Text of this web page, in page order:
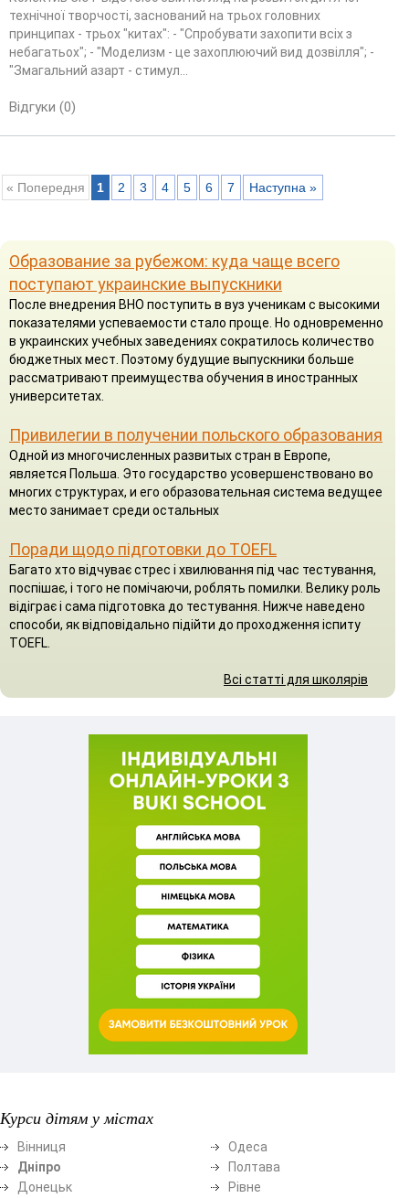
технічної творчості, заснований на трьох головних
принципах - трьох "китах": - "Спробувати захопити всіх з
небагатьох"; - "Моделизм - це захоплюючий вид дозвілля"; -
"Змагальний азарт - стимул...
Відгуки (0)
« Попередня 1 2 3 4 5 6 7 Наступна »
Образование за рубежом: куда чаще всего
поступают украинские выпускники
После внедрения ВНО поступить в вуз ученикам с высокими
показателями успеваемости стало проще. Но одновременно
в украинских учебных заведениях сократилось количество
бюджетных мест. Поэтому будущие выпускники больше
рассматривают преимущества обучения в иностранных
университетах.
Привилегии в получении польского образования
Одной из многочисленных развитых стран в Европе,
является Польша. Это государство усовершенствовано во
многих структурах, и его образовательная система ведущее
место занимает среди остальных
Поради щодо підготовки до TOEFL
Багато хто відчуває стрес і хвилювання під час тестування,
поспішає, і того не помічаючи, роблять помилки. Велику роль
відіграє і сама підготовка до тестування. Нижче наведено
способи, як відповідально підійти до проходження іспиту
TOEFL.
Всі статті для школярів
Курси дітям у містах
Вінниця
Дніпро
Донецьк
Одеса
Полтава
Рівне